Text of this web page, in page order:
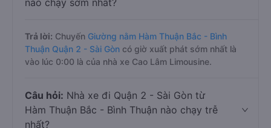
nào chạy sớm nhất?
Trả lời: Chuyến Giường nằm Hàm Thuận Bắc - Bình
Thuận Quận 2 - Sài Gòn có giờ xuất phát sớm nhất là
vào lúc 0:00 là của nhà xe Cao Lâm Limousine.
Câu hỏi: Nhà xe đi Quận 2 - Sài Gòn từ
Hàm Thuận Bắc - Bình Thuận nào chạy trễ
nhất?